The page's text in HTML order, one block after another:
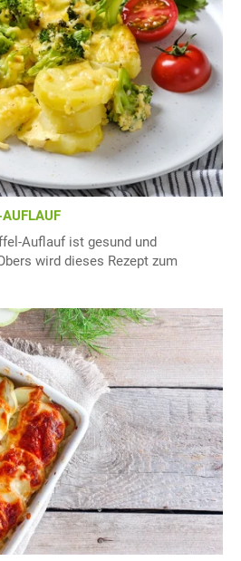
Auflauf ist gesund und
wird dieses Rezept zum